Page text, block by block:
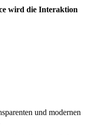
wird die Interaktion
und modernen